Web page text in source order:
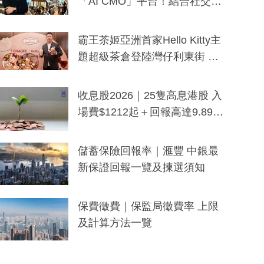
分鐘生成「貼地」宣傳短片
霸王茶姬亞洲首家Hello Kitty主
題超級茶倉登陸灣仔利東街 推
y及香港限定特調系列
收息股2026｜25隻高息港股 入
場費$1212起＋回報高達9.89
儲蓄保險回報率｜滙豐 中銀最
新保證回報一覽及揀選須知
保費徵費｜保監局徵費率 上限
及計算方法一覽